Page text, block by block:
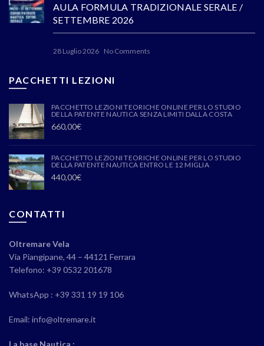
AULA FORMULA TRADIZIONALE SERALE /
SETTEMBRE 2026
28 Luglio 2026 No Comments
PACCHETTI LEZIONI
PACCHETTO LEZIONI TEORICHE ONLINE PER LO STUDIO
DELLA PATENTE NAUTICA SENZA LIMITI DALLA COSTA
660,00€
PACCHETTO LEZIONI TEORICHE ONLINE PER LO STUDIO
DELLA PATENTE NAUTICA ENTRO LE 12 MIGLIA
440,00€
CONTATTI
Oltremare Vela
Via Piangipane, 44 – 44121 Ferrara
Telefono: +39 0532 201678
WhatsApp : +39 331 19 19 106
Email: info@oltremare.it
La base Nautica :